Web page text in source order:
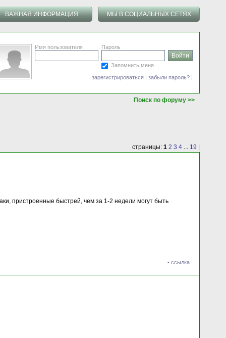
ВАЖНАЯ ИНФОРМАЦИЯ МЫ В СОЦИАЛЬНЫХ СЕТЯХ
Имя пользователя Пароль
Запомнить меня
зарегистрироваться | забыли пароль? |
Поиск по форуму >>
страницы: 1 2 3 4 ... 19
пристроенные быстрей, чем за 1-2 недели могут быть
• ссылка